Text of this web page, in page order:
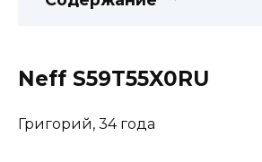
Neff S59T55X0RU
Григорий, 34 года